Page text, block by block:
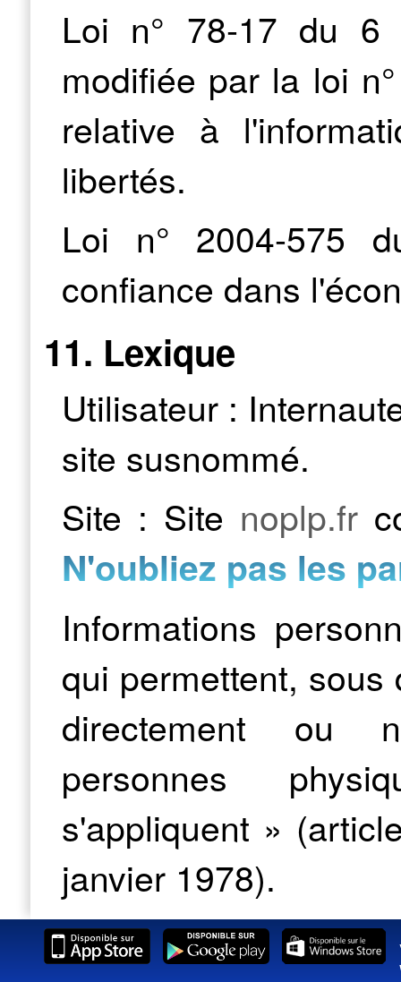
Loi n° 78-17 du 6
modifiée par la loi
relative à
libertés.
Loi n° 2004-575
confiance dans
11. Lexique
Utilisateur :
site susnommé.
Site : Site noplp.fr
N'oubliez pas les
Informations
qui permettent,
directement ou
personnes
s'appliquent »
janvier 1978).